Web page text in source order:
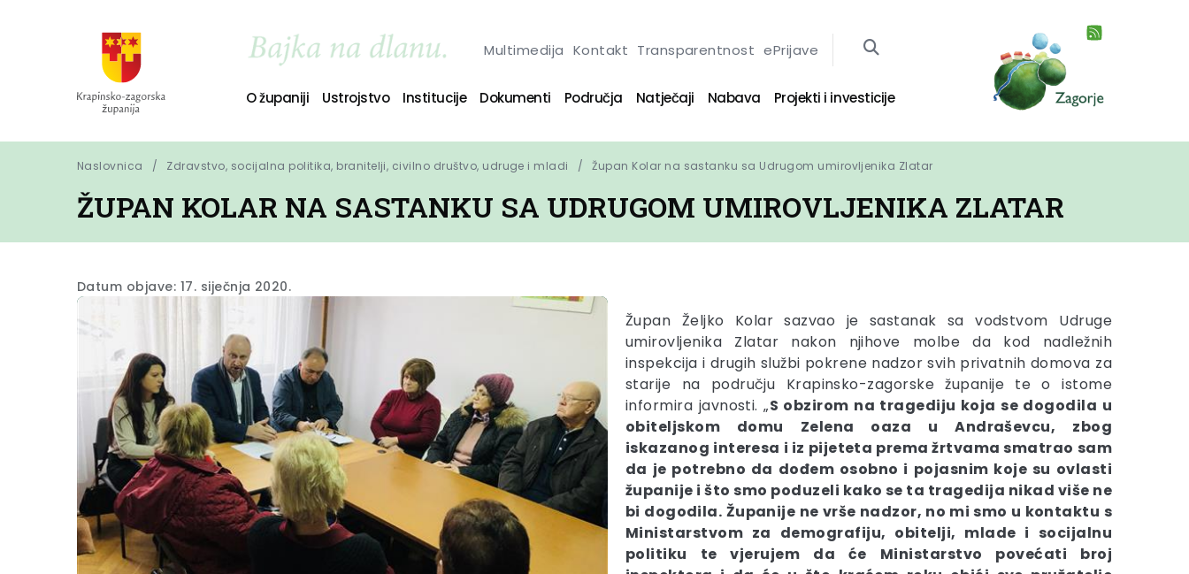
Multimedija Kontakt Transparentnost ePrijave
O županiji Ustrojstvo Institucije Dokumenti Područja Natječaji Nabava Projekti i investicije
Naslovnica Zdravstvo, socijalna politika, branitelji, civilno društvo, udruge i mladi Župan Kolar na sastanku sa Udrugom umirovljenika Zlatar
ŽUPAN KOLAR NA SASTANKU SA UDRUGOM UMIROVLJENIKA ZLATAR
Datum objave: 17. siječnja 2020.
Župan Željko Kolar sazvao je sastanak sa vodstvom Udruge
umirovljenika Zlatar nakon njihove molbe da kod nadležnih
inspekcija i drugih službi pokrene nadzor svih privatnih domova za
starije na području Krapinsko-zagorske županije te o istome
informira javnosti. „S obzirom na tragediju koja se dogodila u
obiteljskom domu Zelena oaza u Andraševcu, zbog
iskazanog interesa i iz pijeteta prema žrtvama smatrao sam
da je potrebno da dođem osobno i pojasnim koje su ovlasti
županije i što smo poduzeli kako se ta tragedija nikad više ne
bi dogodila. Županije ne vrše nadzor, no mi smo u kontaktu s
Ministarstvom za demografiju, obitelji, mlade i socijalnu
politiku te vjerujem da će Ministarstvo povećati broj